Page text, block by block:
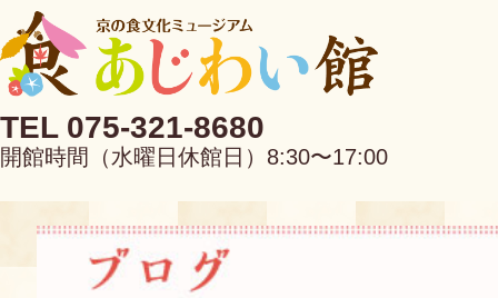
TEL 075-321-8680
開館時間（水曜日休館日）8:30〜17:00